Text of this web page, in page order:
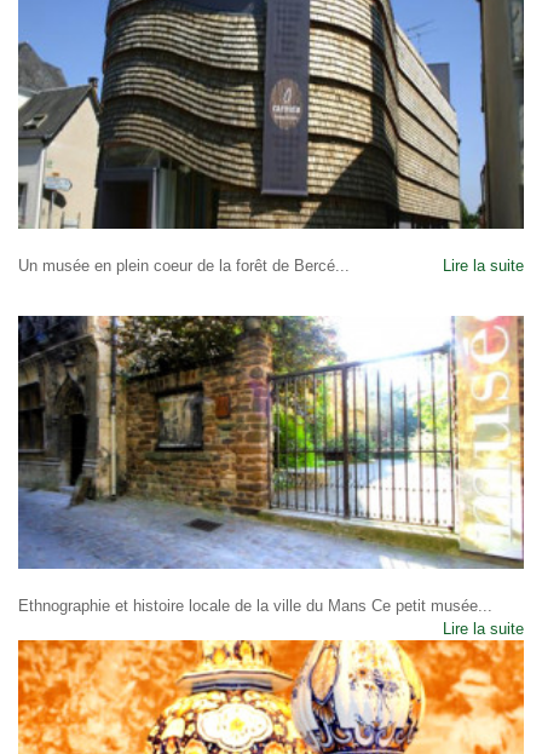
Un musée en plein coeur de la forêt de Bercé... Lire la suite
Ethnographie et histoire locale de la ville du Mans Ce petit musée...
Lire la suite